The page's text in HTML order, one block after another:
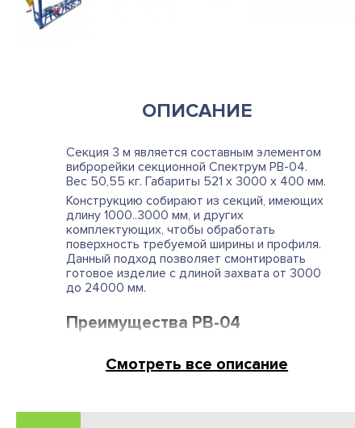
ОПИСАНИЕ
Секция 3 м является составным элементом
виброрейки секционной Спектрум РВ-04.
Вес 50,55 кг. Габариты 521 х 3000 х 400 мм.
Конструкцию собирают из секций, имеющих
длину 1000..3000 мм, и других
комплектующих, чтобы обработать
поверхность требуемой ширины и профиля.
Данный подход позволяет смонтировать
готовое изделие с длиной захвата от 3000
до 24000 мм.
Преимущества РВ-04
виброобработки любой неровной
длины.
Смотреть все описание